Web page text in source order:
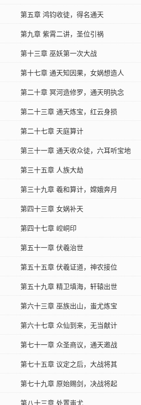
第五章 鸿钧收徒，得名通天
第九章 紫霄二讲，圣位引祸
第十三章 巫妖第一次大战
第十七章 通天知因果，女娲想造人
第二十章 冥河造修罗，通天明执念
第二十三章 通天炼宝，红云身损
第二十七章 天庭算计
第三十一章 通天收众徒，六耳听宝地
第三十五章 人族大劫
第三十九章 羲和算计，嫦娥奔月
第四十三章 女娲补天
第四十七章 崆峒印
第五十一章 伏羲治世
第五十五章 伏羲证道，神农接位
第五十九章 精卫填海，轩辕出世
第六十三章 巫族出山，蚩尤炼宝
第六十七章 众仙到来，无当献计
第七十一章 众圣商议，通天邀战
第七十五章 议定之后，大战将其
第七十九章 原始赐剑，决战将起
第八十三章 处置蚩尤